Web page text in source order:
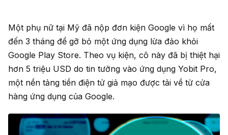
Một phụ nữ tại Mỹ đã nộp đơn kiện Google vì họ mất
đến 3 tháng để gỡ bỏ một ứng dụng lừa đảo khỏi
Google Play Store. Theo vụ kiện, cô này đã bị thiệt hại
hơn 5 triệu USD do tin tưởng vào ứng dụng Yobit Pro,
một nền tảng tiền điện tử giả mạo được tải về từ cửa
hàng ứng dụng của Google.